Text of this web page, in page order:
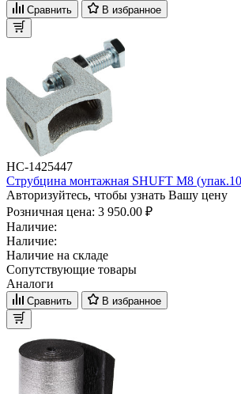
Сравнить В избранное
НС-1425447
Струбцина монтажная SHUFT М8
Авторизуйтесь, чтобы узнать Вашу цену
Розничная цена: 3 950.00 ₽
Наличие:
Наличие:
Наличие на складе
Сопутствующие товары
Аналоги
Сравнить В избранное